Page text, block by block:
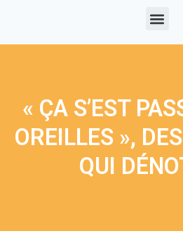
« ÇA S’EST
OREILLES »,
QUI